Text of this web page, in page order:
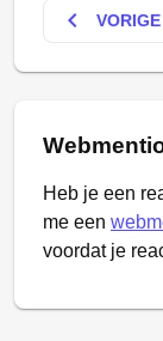
keyboard_arrow_left VORIGE
Heb je een
me een
voordat je